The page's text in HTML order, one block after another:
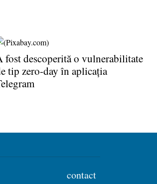
fost descoperită o vulnerabilitate
tip zero-day în aplicaţia
contact